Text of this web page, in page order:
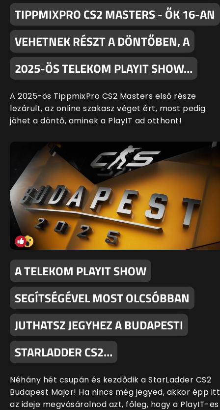
TIPPMIXPRO CS2 MASTERS - ŐK 16-AN
VEHETNEK RÉSZT A DÖNTŐBEN, A
2025-ÖS TELEKOM PLAYIT SHOW…
A 2025-ös TippmixPro CS2 Masters első része
lezárult, az online szakasz véget ért, most pedig
jöhet a döntő, aminek a PlayIT ad otthont!
A TELEKOM PLAYIT SHOW
SEGÍTSÉGÉVEL MOST OLCSÓBBAN
JUTHATSZ JEGYHEZ A BUDAPESTI
STARLADDER CS2…
Néhány hét csupán és kezdődik a StarLadder CS2
Budapest Major! Ha nincs még jegyed, akkor épp itt
az ideje megvásárolnod azt, főleg, hogy a PlayIT-es